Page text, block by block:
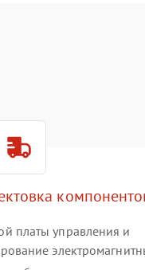
платы управления и